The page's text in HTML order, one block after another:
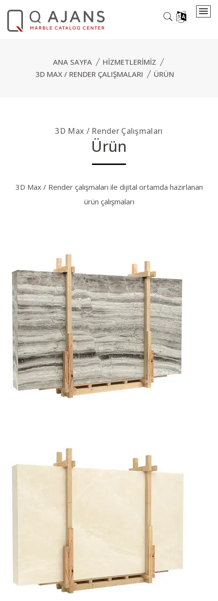
ANA SAYFA
HIZMETLERIMIZ
3D MAX / RENDER ÇALIŞMALARI
ÜRÜN
3D Max / Render Çalışmaları
Ürün
3D Max / Render çalışmaları ile dijital ortamda hazırlanan
ürün çalışmaları